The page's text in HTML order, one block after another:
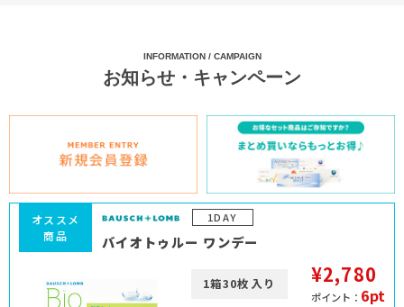
INFORMATION / CAMPAIGN
お知らせ・キャンペーン
1DAY
オススメ
商品
バイオトゥルー ワンデー
1箱30枚入り ¥2,780
ポイント： 6pt